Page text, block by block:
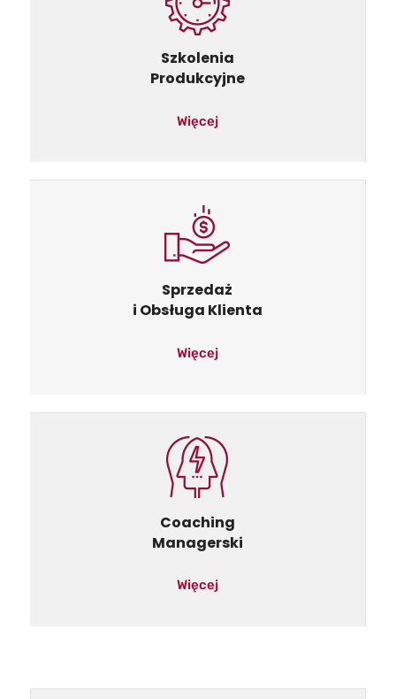
Szkolenia
Produkcyjne
Więcej
Sprzedaż
i Obsługa Klienta
Więcej
Coaching
Managerski
Więcej